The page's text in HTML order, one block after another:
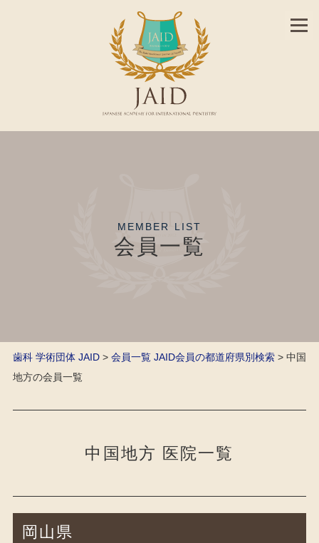
MEMBER LIST
会員一覧
歯科 学術団体 JAID> 会員一覧 JAID会員の都道府県別検索> 中国
地方の会員一覧
中国地方 医院一覧
岡山県